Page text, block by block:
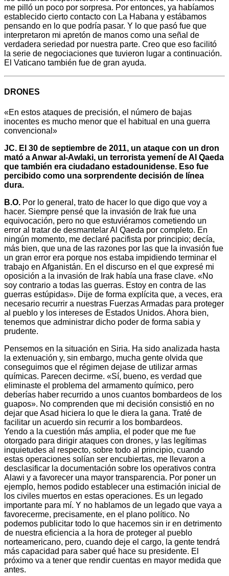
me pilló un poco por sorpresa. Por entonces, ya habíamos
establecido cierto contacto con La Habana y estábamos
pensando en lo que podría pasar. Y lo que pasó fue que
interpretaron mi apretón de manos como una señal de
verdadera seriedad por nuestra parte. Creo que eso facilitó
la serie de negociaciones que tuvieron lugar a continuación.
El Vaticano también fue de gran ayuda.
DRONES
«En estos ataques de precisión, el número de bajas
inocentes es mucho menor que el habitual en una guerra
convencional»
JC. El 30 de septiembre de 2011, un ataque con un dron
mató a Anwar al-Awlaki, un terrorista yemení de Al Qaeda
que también era ciudadano estadounidense. Eso fue
percibido como una sorprendente decisión de línea
dura.
B.O. Por lo general, trato de hacer lo que digo que voy a
hacer. Siempre pensé que la invasión de Irak fue una
equivocación, pero no que estuviéramos cometiendo un
error al tratar de desmantelar Al Qaeda por completo. En
ningún momento, me declaré pacifista por principio; decía,
más bien, que una de las razones por las que la invasión fue
un gran error era porque nos estaba impidiendo terminar el
trabajo en Afganistán. En el discurso en el que expresé mi
oposición a la invasión de Irak había una frase clave. «No
soy contrario a todas las guerras. Estoy en contra de las
guerras estúpidas». Dije de forma explícita que, a veces, era
necesario recurrir a nuestras Fuerzas Armadas para proteger
al pueblo y los intereses de Estados Unidos. Ahora bien,
tenemos que administrar dicho poder de forma sabia y
prudente.
Pensemos en la situación en Siria. Ha sido analizada hasta
la extenuación y, sin embargo, mucha gente olvida que
conseguimos que el régimen dejase de utilizar armas
químicas. Parecen decirme. «Sí, bueno, es verdad que
eliminaste el problema del armamento químico, pero
deberías haber recurrido a unos cuantos bombardeos de los
guapos». No comprenden que mi decisión consistió en no
dejar que Asad hiciera lo que le diera la gana. Traté de
facilitar un acuerdo sin recurrir a los bombardeos.
Yendo a la cuestión más amplia, el poder que me fue
otorgado para dirigir ataques con drones, y las legítimas
inquietudes al respecto, sobre todo al principio, cuando
estas operaciones solían ser encubiertas, me llevaron a
desclasificar la documentación sobre los operativos contra
Alawi y a favorecer una mayor transparencia. Por poner un
ejemplo, hemos podido establecer una estimación inicial de
los civiles muertos en estas operaciones. Es un legado
importante para mí. Y no hablamos de un legado que vaya a
favorecerme, precisamente, en el plano político. No
podemos publicitar todo lo que hacemos sin ir en detrimento
de nuestra eficiencia a la hora de proteger al pueblo
norteamericano, pero, cuando deje el cargo, la gente tendrá
más capacidad para saber qué hace su presidente. El
próximo va a tener que rendir cuentas en mayor medida que
antes.